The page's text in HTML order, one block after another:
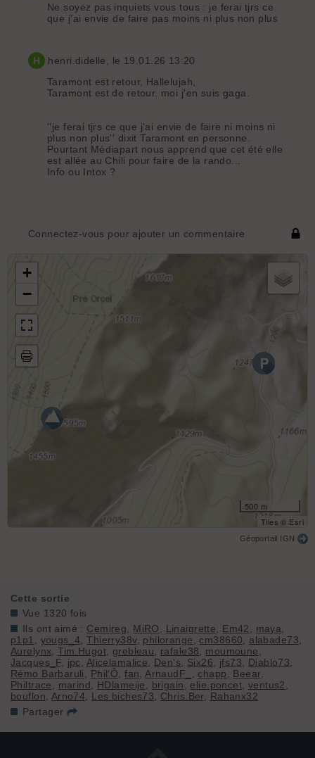
Ne soyez pas inquiets vous tous : je ferai tjrs ce
que j’ai envie de faire pas moins ni plus non plus
H henri.didelle
, le 19.01.26 13:20
Taramont est retour, Hallelujah,
Taramont est de retour. moi j'en suis gaga.
''je ferai tjrs ce que j’ai envie de faire ni moins ni
plus non plus'' dixit Taramont en personne.
Pourtant Médiapart nous apprend que cet été elle
est allée au Chili pour faire de la rando...
Info ou Intox ?
Connectez-vous pour ajouter un commentaire
+
−
500 m
Tiles © Esri
Géoportail IGN
Cette sortie
Vue 1320 fois
Ils ont aimé : Cemireg MiRO Linaigrette Em42 maya
p1p1
yougs_4 ,Thierry38v, philorange cm38660 alabade73
Aurelynx ,Tim.Hugot grebleau rafale38 moumoune
Jacques_F, jpc Alicelamalice Den's Six26 jfs73 Diablo73
Rémo Barbaruli
Phil'Ô ,fan ArnaudF_ chapp Beear
Philtrace
marind HDlameije brigain elie.poncet ventus2
bouflon
Arno74 Les biches73 Chris.Ber
Rahanx32
Partager